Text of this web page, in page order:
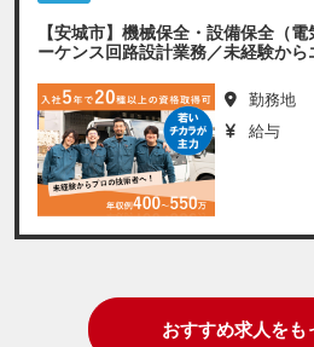
【安城市】機械保全・設備保全（
ーケンス回路設計業務／未経験か
勤務地
給与
おすすめ求人をも